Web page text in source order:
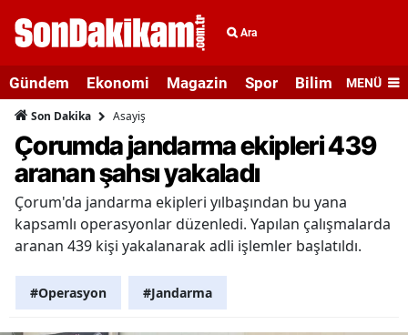
Ara
Gündem Ekonomi Magazin Spor Bilim veMENÜ
Son Dakika Asayiş
Çorumda jandarma ekipleri 439
aranan şahsı yakaladı
Çorum'da jandarma ekipleri yılbaşından bu yana
kapsamlı operasyonlar düzenledi. Yapılan çalışmalarda
aranan 439 kişi yakalanarak adli işlemler başlatıldı.
#Operasyon #Jandarma